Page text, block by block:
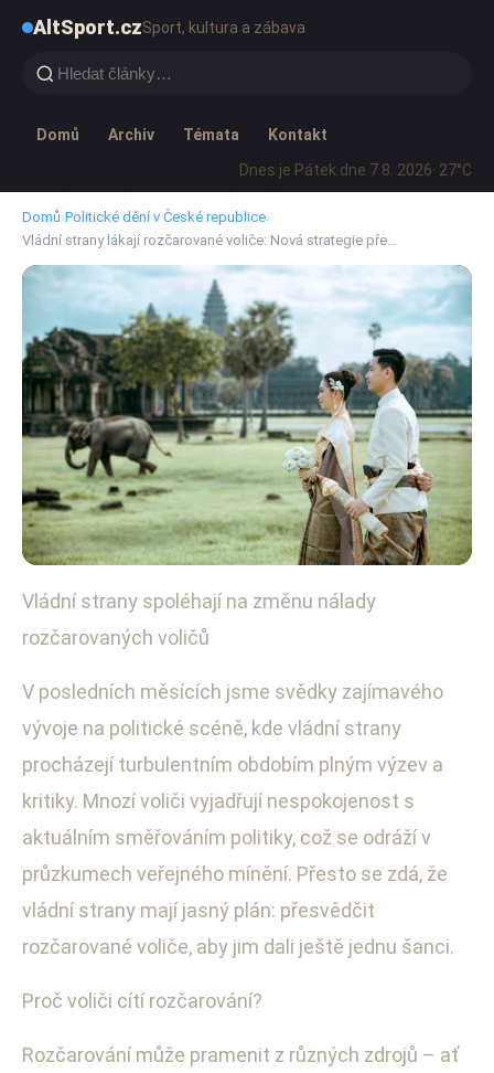
AltSport.czSport, kultura a zábava
Domů Archiv Témata
Kontakt
Dnes je Pátek dne 7 8. 2026· 27°C
Domů›Politické dění v České republice›
Vládní strany lákají rozčarované voliče: Nová strategie pře…
Politické dění v České republice
Vládní strany lákají rozčarované
voliče: Nová strategie před
volbami
Vládní strany spoléhají na změnu nálady
rozčarovaných voličů
V posledních měsících jsme svědky zajímavého
vývoje na politické scéně, kde vládní strany
procházejí turbulentním obdobím plným výzev a
kritiky. Mnozí voliči vyjadřují nespokojenost s
aktuálním směřováním politiky, což se odráží v
průzkumech veřejného mínění. Přesto se zdá, že
vládní strany mají jasný plán: přesvědčit
rozčarované voliče, aby jim dali ještě jednu šanci.
Proč voliči cítí rozčarování?
Rozčarování může pramenit z různých zdrojů – ať